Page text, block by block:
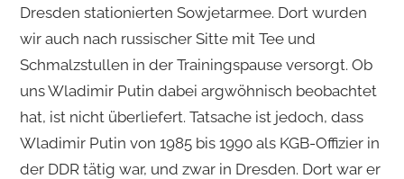
Dresden stationierten Sowjetarmee. Dort wurden
wir auch nach russischer Sitte mit Tee und
Schmalzstullen in der Trainingspause versorgt. Ob
uns Wladimir Putin dabei argwöhnisch beobachtet
hat, ist nicht überliefert. Tatsache ist jedoch, dass
Wladimir Putin von 1985 bis 1990 als KGB-Offizier in
der DDR tätig war, und zwar in Dresden. Dort war er